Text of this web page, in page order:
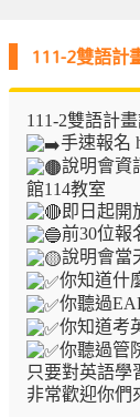
111-2雙語計
111-2雙語計
手速報名
說明會資
館114教室
即日起開
前30位報
說明會當
你知道什
你聽過
你知道考
你聽過管
只要對英語學
非常歡迎你們